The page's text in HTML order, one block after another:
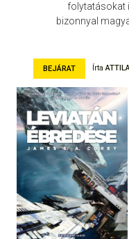
folytatásokat
bizonnyal
BEJÁRAT Írta